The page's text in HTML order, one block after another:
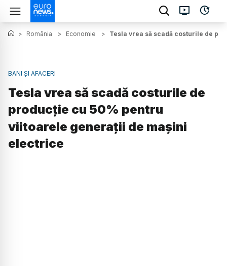
> România > Economie > Tesla vrea să scadă costurile de
BANI ȘI AFACERI
Tesla vrea să scadă costurile de
producție cu 50% pentru
viitoarele generații de mașini
electrice